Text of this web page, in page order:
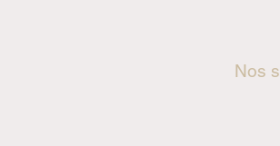
Nos